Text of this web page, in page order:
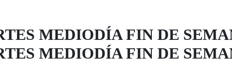
MEDIODÍA FIN DE
MEDIODÍA FIN DE